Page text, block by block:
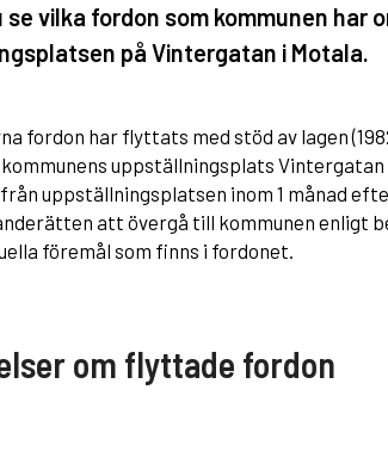
se vilka fordon som kommunen
på Vintergatan i Motala.
fordon har flyttats med stöd av lagen
uppställningsplats Vintergatan
uppställningsplatsen inom 1 månad
att övergå till kommunen enligt
föremål som finns i fordonet.
om flyttade fordon